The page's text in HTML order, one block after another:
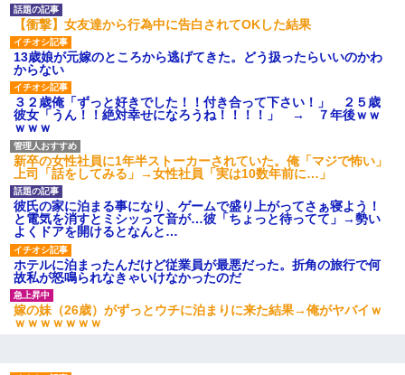
【衝撃】女友達から行為中に告白されてOKした結果
13歳娘が元嫁のところから逃げてきた。どう扱ったらいいのかわ
からない
３２歳俺「ずっと好きでした！！付き合って下さい！」 ２５歳
彼女「うん！！絶対幸せになろうね！！！！」 → ７年後ｗｗ
ｗｗｗ
新卒の女性社員に1年半ストーカーされていた。俺「マジで怖い」
上司「話をしてみる」→女性社員「実は10数年前に…」
彼氏の家に泊まる事になり、ゲームで盛り上がってさぁ寝よう！
と電気を消すとミシッって音が…彼「ちょっと待ってて」→勢い
よくドアを開けるとなんと…
ホテルに泊まったんだけど従業員が最悪だった。折角の旅行で何
故私が怒鳴られなきゃいけなかったのだ
嫁の妹（26歳）がずっとウチに泊まりに来た結果→俺がヤバイｗ
ｗｗｗｗｗｗｗ